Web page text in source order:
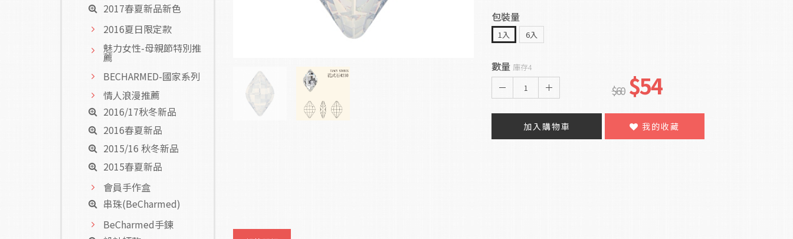
包裝量
1入 6入
數量 庫存4
1 $60 $54
加入購物車 我的收藏
2017春夏新品新色
2016夏日限定款
魅力女性-母親節特別推
薦
BECHARMED-國家系列
情人浪漫推薦
2016/17秋冬新品
2016春夏新品
2015/16 秋冬新品
2015春夏新品
會員手作盒
串珠(BeCharmed)
BeCharmed手鍊